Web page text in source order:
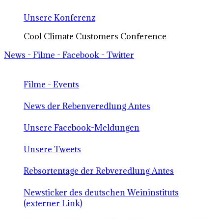
Unsere Konferenz
Cool Climate Customers Conference
News - Filme - Facebook - Twitter
Filme - Events
News der Rebenveredlung Antes
Unsere Facebook-Meldungen
Unsere Tweets
Rebsortentage der Rebveredlung Antes
Newsticker des deutschen Weininstituts
(externer Link)